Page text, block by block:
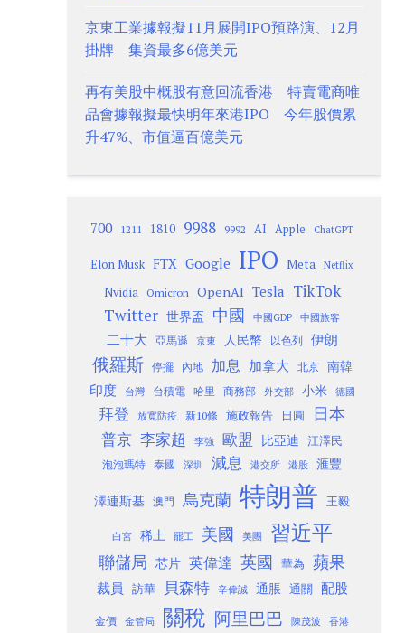
京東工業據報擬11月展開IPO預路演、12月
掛牌 集資最多6億美元
再有美股中概股有意回流香港 特賣電商唯
品會據報擬最快明年來港IPO 今年股價累
升47%、市值逼百億美元
700 1211 1810 9988 9992 AI Apple ChatGPT
Elon Musk FTX Google IPO Meta Netflix
Nvidia Omicron OpenAI Tesla TikTok
Twitter 世界盃 中國 中國GDP 中國旅客
二十大 亞馬遜 京東 人民幣 以色列 伊朗
俄羅斯 停擺 內地 加息 加拿大 北京
南韓
印度
台灣 台積電 哈里 商務部 外交部 小米 德國
拜登 放寬防疫 新10條 施政報告 日圓 日本
普京 李家超 李強 歐盟 比亞迪 江澤民
泡泡瑪特 泰國 深圳 減息 港交所 港股 滙豐
澤連斯基 澳門 烏克蘭 特朗普 王毅
白宮 稀土 罷工 美國 美團 習近平
聯儲局 芯片 英偉達 英國 華為 蘋果
裁員 訪華 貝森特 辛偉誠 通脹 通關 配股
金價 金管局 關稅 阿里巴巴 陳茂波 香港